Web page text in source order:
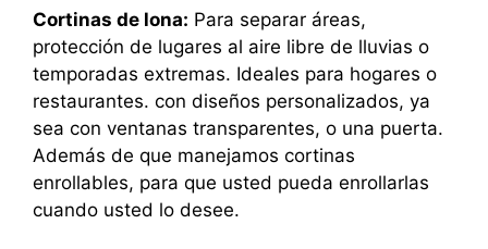
Cortinas de lona: Para separar áreas,
protección de lugares al aire libre de lluvias o
temporadas extremas. Ideales para hogares o
restaurantes. con diseños personalizados, ya
sea con ventanas transparentes, o una puerta.
Además de que manejamos cortinas
enrollables, para que usted pueda enrollarlas
cuando usted lo desee.